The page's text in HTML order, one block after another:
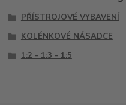
PŘÍSTROJOVÉ VYBAVENÍ
KOLÉNKOVÉ NÁSADCE
1:2 - 1:3 - 1:5